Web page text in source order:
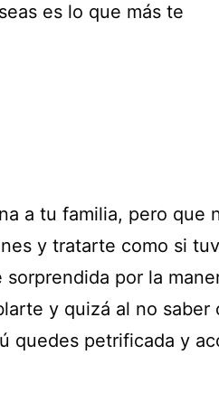
es lo que más te
a tu familia, pero que
y tratarte como si
por la
y quizá al no saber
quedes petrificada y